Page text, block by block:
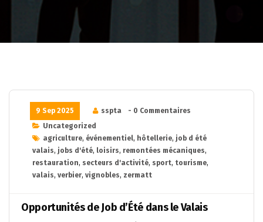
9 Sep 2025 sspta
- 0 Commentaires
Uncategorized
agriculture, événementiel, hôtellerie, job d été
valais, jobs d'été, loisirs, remontées mécaniques,
restauration, secteurs d'activité, sport, tourisme,
valais, verbier, vignobles, zermatt
Opportunités de Job d’Été dans le Valais